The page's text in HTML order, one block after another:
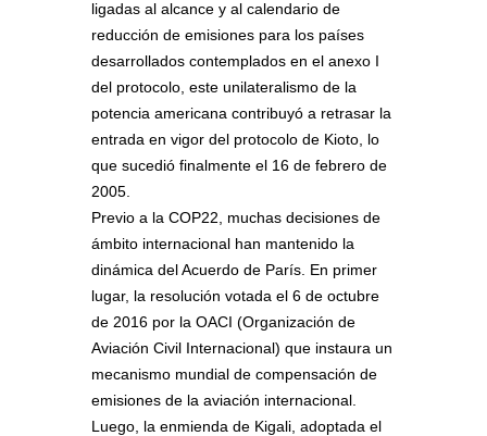
ligadas al alcance y al calendario de
reducción de emisiones para los países
desarrollados contemplados en el anexo I
del protocolo, este unilateralismo de la
potencia americana contribuyó a retrasar la
entrada en vigor del protocolo de Kioto, lo
que sucedió finalmente el 16 de febrero de
2005.
Previo a la COP22, muchas decisiones de
ámbito internacional han mantenido la
dinámica del Acuerdo de París. En primer
lugar, la resolución votada el 6 de octubre
de 2016 por la OACI (Organización de
Aviación Civil Internacional) que instaura un
mecanismo mundial de compensación de
emisiones de la aviación internacional.
Luego, la enmienda de Kigali, adoptada el